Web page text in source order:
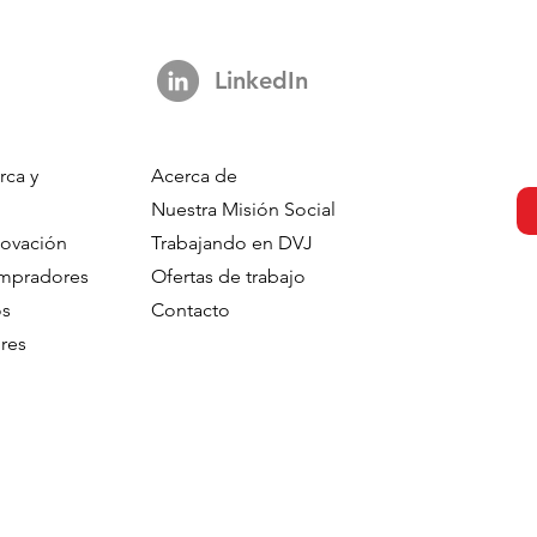
y
LinkedIn
Acerca de
Nuestra Misión Social
Trabajando en DVJ
Ofertas de trabajo
Contacto